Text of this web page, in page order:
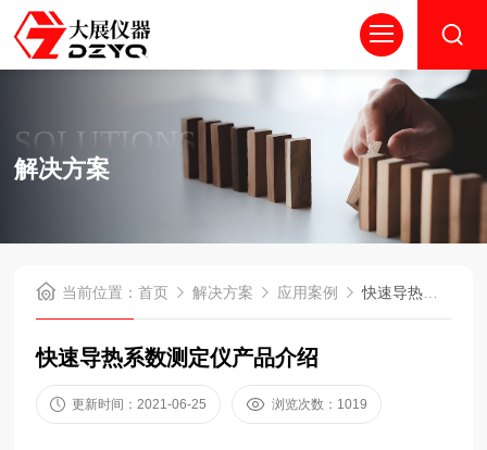
SOLUTIONS
解决方案
当前位置：首页 解决方案 应用案例 快速导热系数测定仪产品介绍
快速导热系数测定仪产品介绍
更新时间：2021-06-25 浏览次数：1019